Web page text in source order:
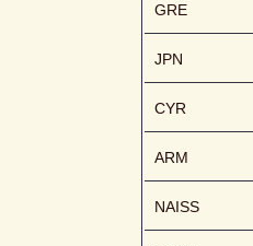
GRE
JPN
CYR
ARM
NAISS